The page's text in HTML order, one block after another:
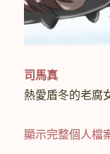
司馬真
熱愛盾冬的老腐
顯示完整個人檔